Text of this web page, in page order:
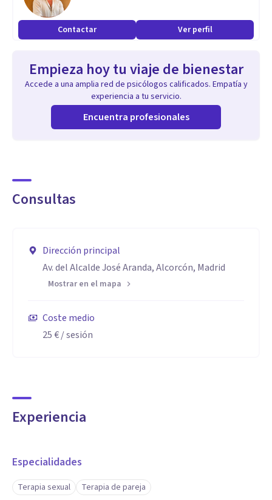
Contactar Ver perfil
Empieza hoy tu viaje de bienestar
Accede a una amplia red de psicólogos calificados. Empatía y
experiencia a tu servicio.
Encuentra profesionales
Consultas
Dirección principal
Av. del Alcalde José Aranda, Alcorcón, Madrid
Mostrar en el mapa
Coste medio
25 €/ sesión
Experiencia
Especialidades
Terapia sexual Terapia de pareja